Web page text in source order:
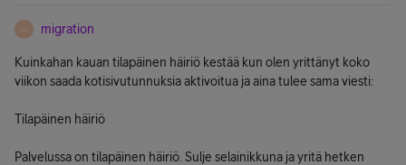
M migration
Kuinkahan kauan tilapäinen häiriö kestää kun olen yrittänyt koko
viikon saada kotisivutunnuksia aktivoitua ja aina tulee sama viesti:
Tilapäinen häiriö
Palvelussa on tilapäinen häiriö. Sulje selainikkuna ja yritä hetken